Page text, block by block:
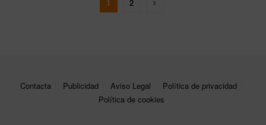
1 2
Contacta Publicidad Aviso Legal
Política de privacidad
Política de cookies